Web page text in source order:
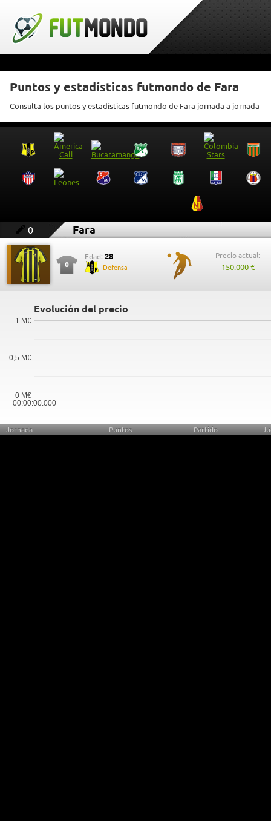
Puntos y estadísticas futmondo de Fara
Consulta los puntos y estadísticas futmondo de Fara jornada a jornada
0 Fara
0
Edad: 28
Defensa
Precio actual:
150.000 €
Evolución del precio
00:00:00.000
0 M€
0,5 M€
1 M€
Jornada Puntos Partido